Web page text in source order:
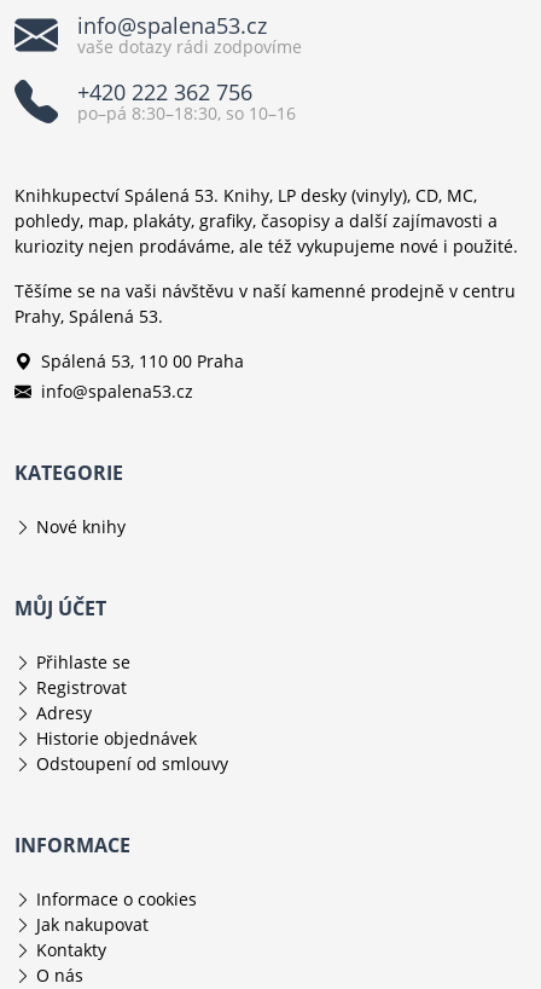
info@spalena53.cz
vaše dotazy rádi zodpovíme
+420 222 362 756
po–pá 8:30–18:30, so 10–16
Knihkupectví Spálená 53. Knihy, LP desky (vinyly), CD, MC,
pohledy, map, plakáty, grafiky, časopisy a další zajímavosti a
kuriozity nejen prodáváme, ale též vykupujeme nové i použité.
Těšíme se na vaši návštěvu v naší kamenné prodejně v centru
Prahy, Spálená 53.
Spálená 53, 110 00 Praha
info@spalena53.cz
KATEGORIE
Nové knihy
MŮJ ÚČET
Přihlaste se
Registrovat
Adresy
Historie objednávek
Odstoupení od smlouvy
INFORMACE
Informace o cookies
Jak nakupovat
Kontakty
O nás